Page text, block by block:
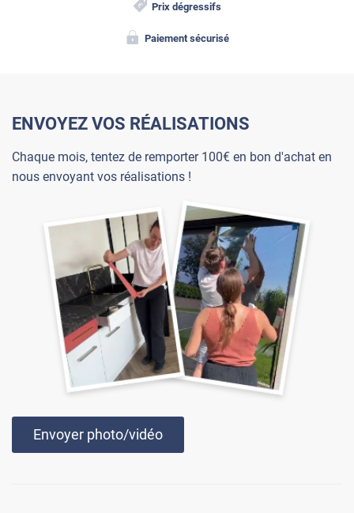
Prix dégressifs
Paiement sécurisé
ENVOYEZ VOS RÉALISATIONS
Chaque mois, tentez de remporter 100€ en bon d'achat en
nous envoyant vos réalisations !
Envoyer photo/vidéo